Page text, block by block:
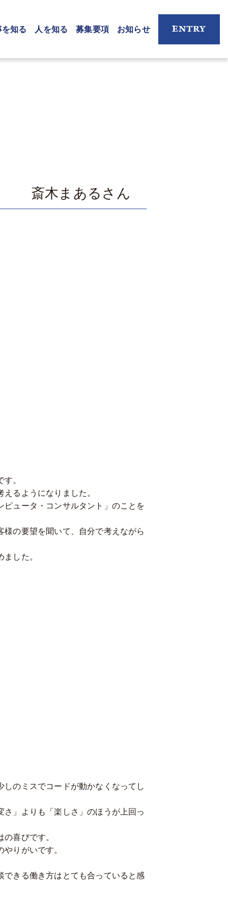
を知る 人を知る 募集要項 お知らせ ENTRY
斎木まあるさん
。
るようになりました。
ュータ・コンサルタント」のことを
の要望を聞いて、自分で考えながら
した。
のミスでコードが動かなくなってし
」よりも「楽しさ」のほうが上回っ
喜びです。
りがいです。
できる働き方はとても合っていると感